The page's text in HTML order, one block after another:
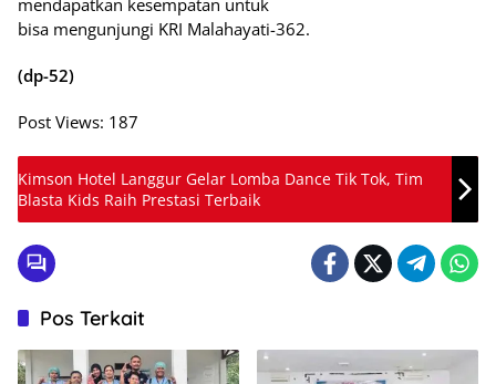
mendapatkan kesempatan untuk
bisa mengunjungi KRI Malahayati-362.
(dp-52)
Post Views: 187
Kimson Hotel Langgur Gelar Lomba Dance Tik Tok, Tim
Blasta Kids Raih Prestasi Terbaik
Pos Terkait